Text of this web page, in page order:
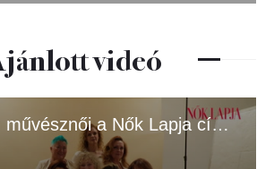
videó
A Játékszín művésznői a Nők Lapja címlapján